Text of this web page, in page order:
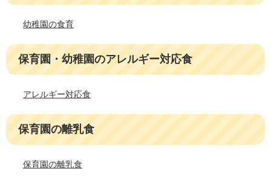
幼稚園の食育
保育園・幼稚園のアレルギー対応食
アレルギー対応食
保育園の離乳食
保育園の離乳食